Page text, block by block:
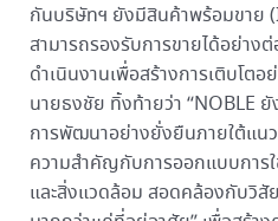
กันบริษัทฯ ยังมีสินค้าพร้อมขาย
สามารถรองรับการขายได้อย่าง
ดำเนินงานเพื่อสร้างการเติบโต
นายธงชัย ทิ้งท้ายว่า “NOBLE
การพัฒนาอย่างยั่งยืนภายใต้แน
ความสำคัญกับการออกแบบการ
และสิ่งแวดล้อม สอดคล้องกับวิสั